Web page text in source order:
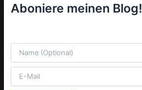
Aboniere meinen Blog!